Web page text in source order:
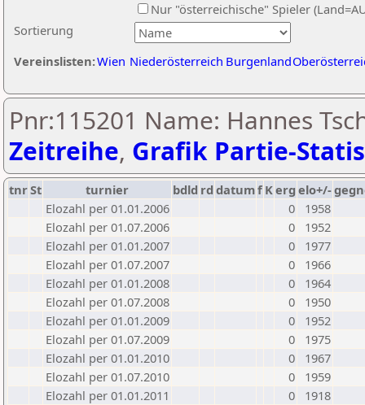
Sortierung
Nur "österreichische" Spieler
Vereinslisten:Wien Niederösterreich Burgenland
Pnr:115201 Name: Hannes
Zeitreihe, Grafik Partie-
tnrSt turnier bdld rd datumf Kerg elo+/-
Elozahl per 01.01.2006
0
1958
Elozahl per 01.07.2006
0
1952
Elozahl per 01.01.2007
0
1977
Elozahl per 01.07.2007
0
1966
Elozahl per 01.01.2008
0
1964
Elozahl per 01.07.2008
0
1950
Elozahl per 01.01.2009
0
1952
Elozahl per 01.07.2009
0
1975
Elozahl per 01.01.2010
0
1967
Elozahl per 01.07.2010
0
1959
Elozahl per 01.01.2011
0
1918